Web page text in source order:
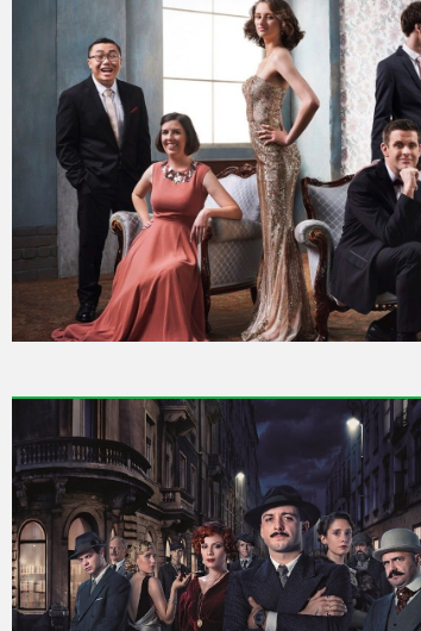
Showtime
Podsumowania
2023
2022
2021
2020
2018
2016
2017
2015